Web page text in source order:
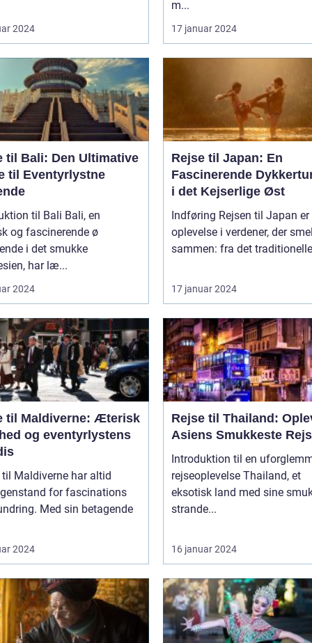
2024
m...
17 januar 2024
til Bali: Den Ultimative
til Eventyrlystne
til Bali Bali, en
og fascinerende ø
i det smukke
har læ...
2024
Rejse til Japan: En
Fascinerende
i det Kejserlige Øst
Indføring Rejsen til Japan er en
oplevelse i verdener, der
sammen: fra det
17 januar 2024
til Maldiverne: Æterisk
og eventyrlystens
til Maldiverne har altid
for fascinations
Med sin betagende
2024
Rejse til Thailand:
Asiens Smukkeste
Introduktion til en
rejseoplevelse Thailand, et
eksotisk land med sine
strande...
16 januar 2024